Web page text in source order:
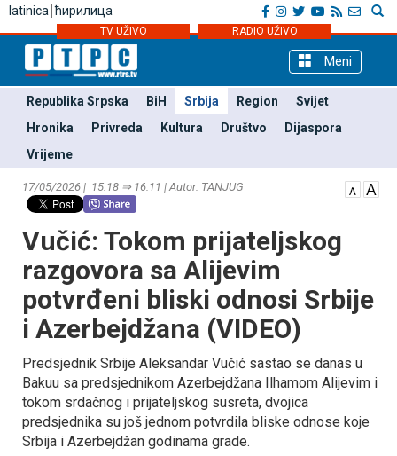
latinica ћирилица
TV UŽIVO RADIO UŽIVO
Meni
Republika Srpska BiH Srbija Region
Svijet
Hronika
Privreda Kultura Društvo
Dijaspora
Vrijeme
17/05/2026 | 15:18 ⇒ 16:11 | Autor: TANЈUG
Vučić: Tokom prijateljskog
razgovora sa Alijevim
potvrđeni bliski odnosi Srbije
i Azerbejdžana (VIDEO)
Predsjednik Srbije Aleksandar Vučić sastao se danas u
Bakuu sa predsjednikom Azerbejdžana Ilhamom Alijevim i
tokom srdačnog i prijateljskog susreta, dvojica
predsjednika su još jednom potvrdila bliske odnose koje
Srbija i Azerbejdžan godinama grade.